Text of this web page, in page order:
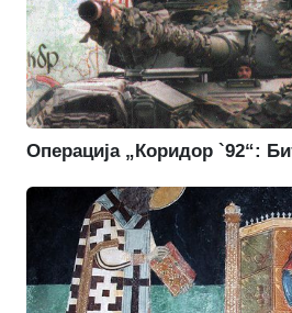
Операција „Коридор `92“: